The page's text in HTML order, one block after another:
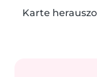
Karte